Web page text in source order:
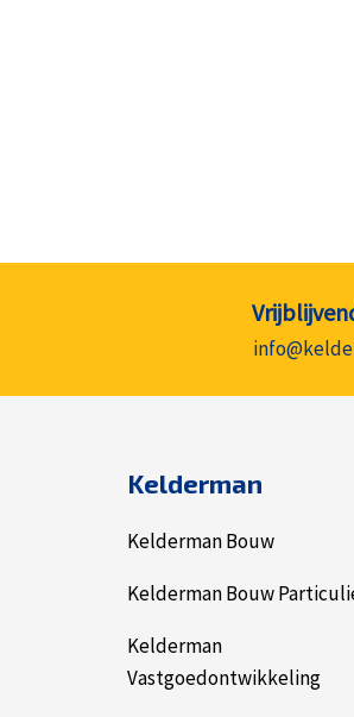
Kelderman
Kelderman Bouw
Kelderman Bouw
Kelderman
Vastgoedontwikkeling